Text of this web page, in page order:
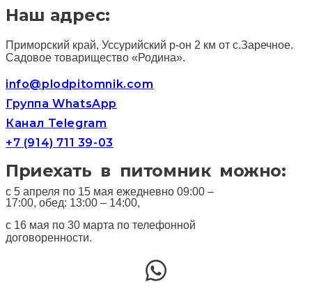
Наш адрес:
Приморский край, Уссурийский р-он 2 км от с.Заречное.
Садовое товарищество «Родина».
info@plodpitomnik.com
Группа WhatsApp
Канал Telegram
+7 (914) 711 39-03
Приехать в питомник можно:
с 5 апреля по 15 мая ежедневно 09:00 –
17:00, обед: 13:00 – 14:00,
с 16 мая по 30 марта по телефонной
договоренности.